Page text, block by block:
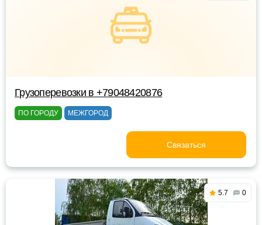
Грузоперевозки в +79048420876
ПО ГОРОДУ МЕЖГОРОД
Связаться
5.7 0